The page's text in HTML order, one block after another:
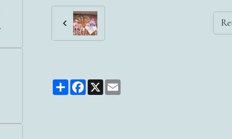
PartagerFacebook
X Email